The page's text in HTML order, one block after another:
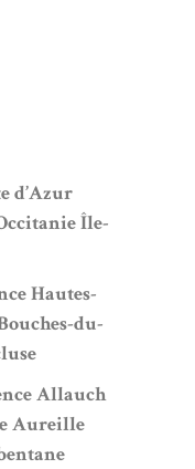
d’Azur
Île-
Hautes-
du-
Allauch
Aureille